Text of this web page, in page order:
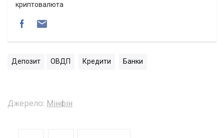
криптовалюта
Депозит ОВДП Кредити Банки
Джерело: Мінфін